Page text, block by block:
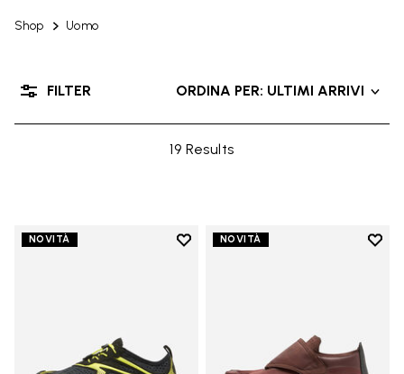
Shop Uomo
19 Results
ORDINA PER: ULTIMI ARRIVI
FILTER
NOVITÀ
Add to wishlist
NOVITÀ
Add